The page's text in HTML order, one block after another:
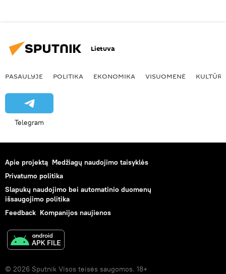
Lietuva
PASAULYJE POLITIKA EKONOMIKA VISUOMENĖ KULTŪRA
Telegram
Apie projektą Medžiagų naudojimo taisyklės
Privatumo politika
Slapukų naudojimo bei automatinio duomenų
išsaugojimo politika
Feedback Kompanijos naujienos
© 2026 Sputnik Visos teisės saugomos. 18+